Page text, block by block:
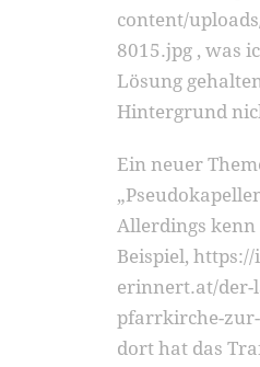
content/
8015.jpg , was
Lösung
Hintergrund
Ein neuer
Allerdings
Beispiel,
erinnert.at/der-
pfarrkirche-
dort hat das